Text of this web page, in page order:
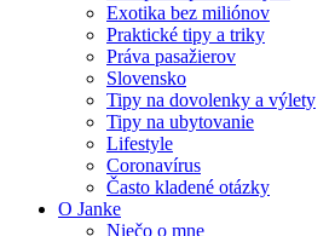
Exotika bez miliónov
Praktické tipy a triky
Práva pasažierov
Slovensko
Tipy na dovolenky a výlety
Tipy na ubytovanie
Lifestyle
Coronavírus
Často kladené otázky
O Janke
Niečo o mne